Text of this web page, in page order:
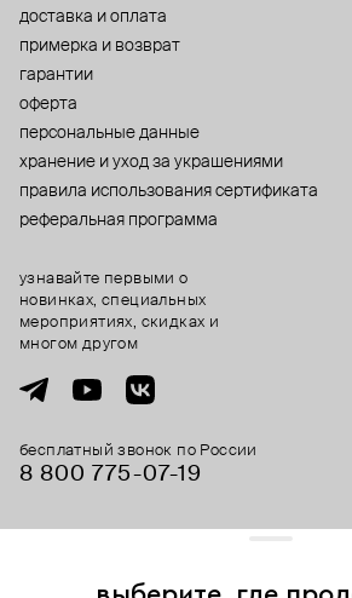
доставка и оплата
примерка и возврат
гарантии
оферта
персональные данные
хранение и уход за украшениями
правила использования сертификата
реферальная программа
бесплатный звонок по России
8 800 775⁠-07⁠-19
узнавайте первыми о
новинках, специальных
мероприятиях, скидках и
многом другом